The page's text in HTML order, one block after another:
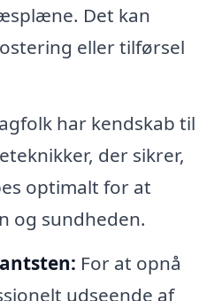
Det kan
eller tilførsel
har kendskab til
der sikrer,
optimalt for at
og sundheden.
For at opnå
udseende af